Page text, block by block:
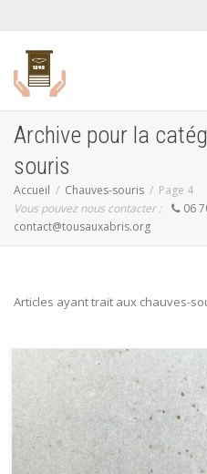
Archive pour la
souris
Accueil Chauves-souris
Page 4
Vous pouvez nous contacter :
06
contact@tousauxabris.org
Articles ayant trait aux chauves-